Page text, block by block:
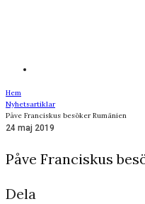
Hem
Nyhetsartiklar
Påve Franciskus besöker Rumänien
24 maj 2019
Påve Franciskus
Dela